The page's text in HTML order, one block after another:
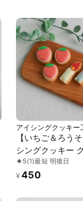
アイシングクッキー
【いちご＆ろう
シングクッキー
誕生日 デコレー
ーキ オリジナル
5(1)最短 明後日
¥ 450